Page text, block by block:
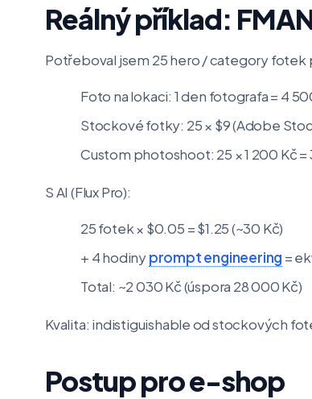
Reálný příklad:
Potřeboval jsem 25 hero / category fotek
Foto na lokaci: 1 den fotografa = 4
Stockové fotky: 25 × $9 (Adobe
Custom photoshoot: 25 × 1 200 Kč
S AI (Flux Pro):
25 fotek × $0.05 = $1.25 (~30 Kč)
+ 4 hodinyprompt engineering =
Total: ~2 030 Kč (úspora 28 000 Kč)
Kvalita: indistiguishable od stockových
Postup pro e-shop